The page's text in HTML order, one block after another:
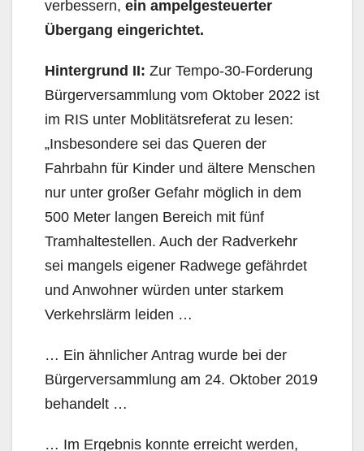
verbessern, ein ampelgesteuerter
Übergang eingerichtet.
Hintergrund II: Zur Tempo-30-Forderung
Bürgerversammlung vom Oktober 2022 ist
im RIS unter Moblitätsreferat zu lesen:
„Insbesondere sei das Queren der
Fahrbahn für Kinder und ältere Menschen
nur unter großer Gefahr möglich in dem
500 Meter langen Bereich mit fünf
Tramhaltestellen. Auch der Radverkehr
sei mangels eigener Radwege gefährdet
und Anwohner würden unter starkem
Verkehrslärm leiden …
… Ein ähnlicher Antrag wurde bei der
Bürgerversammlung am 24. Oktober 2019
behandelt …
… Im Ergebnis konnte erreicht werden,